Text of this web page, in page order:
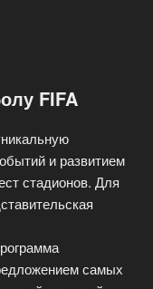
FIFA
и развитием
стадионов. Для
самых